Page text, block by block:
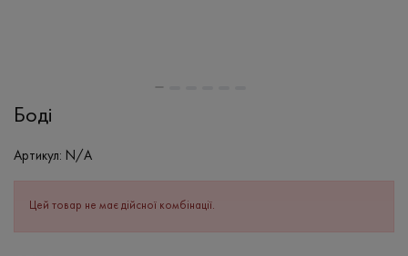
Боді
Артикул: N/A
Цей товар не має дійсної комбінації.